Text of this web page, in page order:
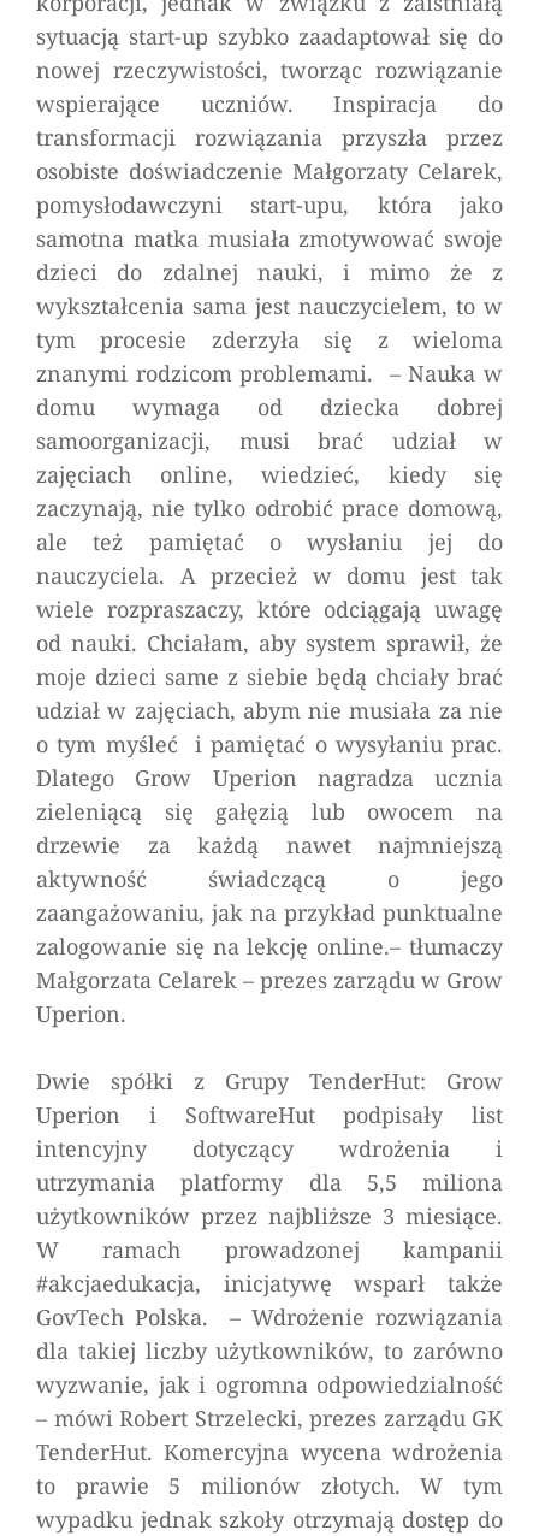
sytuacją start-up szybko zaadaptował się do
nowej rzeczywistości, tworząc rozwiązanie
wspierające uczniów. Inspiracja do
transformacji rozwiązania przyszła przez
osobiste doświadczenie Małgorzaty Celarek,
pomysłodawczyni start-upu, która jako
samotna matka musiała zmotywować swoje
dzieci do zdalnej nauki, i mimo że z
wykształcenia sama jest nauczycielem, to w
tym procesie zderzyła się z wieloma
znanymi rodzicom problemami. – Nauka w
domu wymaga od dziecka dobrej
samoorganizacji, musi brać udział w
zajęciach online, wiedzieć, kiedy się
zaczynają, nie tylko odrobić prace domową,
ale też pamiętać o wysłaniu jej do
nauczyciela. A przecież w domu jest tak
wiele rozpraszaczy, które odciągają uwagę
od nauki. Chciałam, aby system sprawił, że
moje dzieci same z siebie będą chciały brać
udział w zajęciach, abym nie musiała za nie
o tym myśleć i pamiętać o wysyłaniu prac.
Dlatego Grow Uperion nagradza ucznia
zieleniącą się gałęzią lub owocem na
drzewie za każdą nawet najmniejszą
aktywność świadczącą o jego
zaangażowaniu, jak na przykład punktualne
zalogowanie się na lekcję online.– tłumaczy
Małgorzata Celarek – prezes zarządu w Grow
Uperion.
Dwie spółki z Grupy TenderHut: Grow
Uperion i SoftwareHut podpisały list
intencyjny dotyczący wdrożenia i
utrzymania platformy dla 5,5 miliona
użytkowników przez najbliższe 3 miesiące.
W ramach prowadzonej kampanii
#akcjaedukacja, inicjatywę wsparł także
GovTech Polska. – Wdrożenie rozwiązania
dla takiej liczby użytkowników, to zarówno
wyzwanie, jak i ogromna odpowiedzialność
– mówi Robert Strzelecki, prezes zarządu GK
TenderHut. Komercyjna wycena wdrożenia
to prawie 5 milionów złotych. W tym
wypadku jednak szkoły otrzymają dostęp do